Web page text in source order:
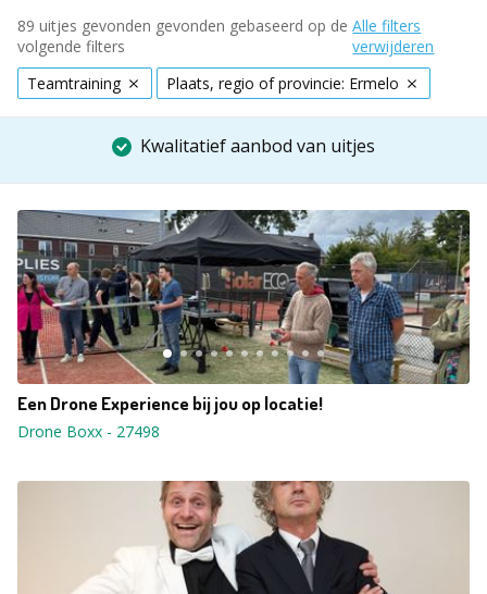
89 uitjes gevonden gevonden gebaseerd op de
volgende filters
Alle filters
verwijderen
Teamtraining
Plaats, regio of provincie: Ermelo
Kwalitatief aanbod van uitjes
Een Drone Experience bij jou op locatie!
Drone Boxx - 27498